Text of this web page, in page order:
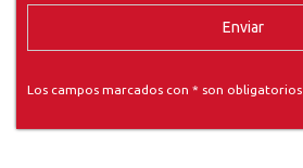
Los campos marcados con * son obligatorios